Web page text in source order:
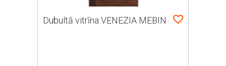
Dubultā vitrīna VENEZIA MEBIN